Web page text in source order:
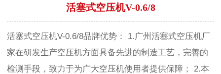
活塞式空压机V-0.6/8
活塞式空压机V-0.6/8品牌优势： 1.广州活塞式空压机厂
家在研发生产空压机方面具备先进的制造工艺，完善的
检测手段，致力于为广大空压机使用者提供保障； 2.本